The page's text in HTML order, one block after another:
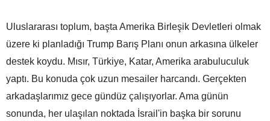
Uluslararası toplum, başta Amerika Birleşik Devletleri olmak
üzere ki planladığı Trump Barış Planı onun arkasına ülkeler
destek koydu. Mısır, Türkiye, Katar, Amerika arabuluculuk
yaptı. Bu konuda çok uzun mesailer harcandı. Gerçekten
arkadaşlarımız gece gündüz çalışıyorlar. Ama günün
sonunda, her ulaşılan noktada İsrail'in başka bir sorunu